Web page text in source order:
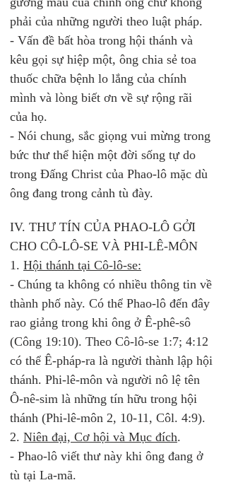
phải của những người theo luật pháp.
- Vấn đề bất hòa trong hội thánh và
kêu gọi sự hiệp một, ông chia sẻ toa
thuốc chữa bệnh lo lắng của chính
mình và lòng biết ơn về sự rộng rãi
của họ.
- Nói chung, sắc giọng vui mừng trong
bức thư thể hiện một đời sống tự do
trong Đấng Christ của Phao-lô mặc dù
ông đang trong cảnh tù đày.
IV. THƯ TÍN CỦA PHAO-LÔ GỞI
CHO CÔ-LÔ-SE VÀ PHI-LÊ-MÔN
1. Hội thánh tại Cô-lô-se:
- Chúng ta không có nhiều thông tin về
thành phố này. Có thể Phao-lô đến đây
rao giảng trong khi ông ở Ê-phê-sô
(Công 19:10). Theo Cô-lô-se 1:7; 4:12
có thể Ê-pháp-ra là người thành lập hội
thánh. Phi-lê-môn và người nô lệ tên
Ô-nê-sim là những tín hữu trong hội
thánh (Phi-lê-môn 2, 10-11, Côl. 4:9).
2. Niên đại, Cơ hội và Mục đích.
- Phao-lô viết thư này khi ông đang ở
tù tại La-mã.